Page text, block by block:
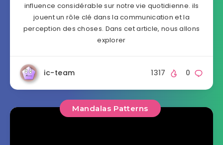
influence considérable sur notre vie quotidienne. ils
jouent un rôle clé dans la communication et la
perception des choses. Dans cet article, nous allons
explorer
ic-team 0
1317
Mandalas Patterns